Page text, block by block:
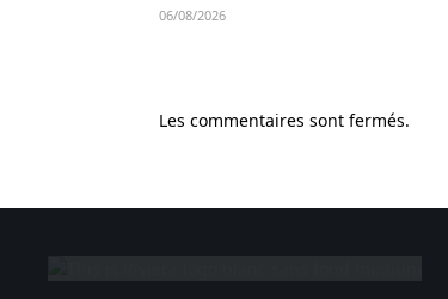
06/08/2026
Les commentaires sont fermés.